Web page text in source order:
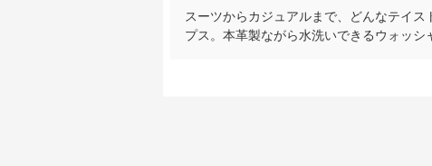
スーツからカジュアルまで、どんなテイ
プス。本革製ながら水洗いできるウォッシ